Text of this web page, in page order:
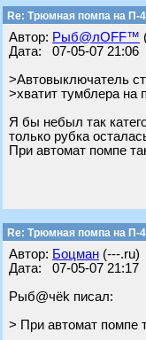
Re: Трюмная помпа на П-
Автор: Рыб@лOFF™
Дата: 07-05-07 21:06
>Автовыключатель
>хватит тумблера на
Я бы небыл так
только рубка
При автомат помпе
Re: Трюмная помпа на П-
Автор: Бoцман (---.ru)
Дата: 07-05-07 21:17
Рыб@чёk писал:
> При автомат помпе